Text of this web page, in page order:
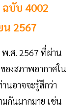
บับ 4002
2567
.ศ. 2567 ที่ผ่าน
องสภาพอากาศใน
นอาจจะรู้สึกว่า
กันมากมาย เช่น